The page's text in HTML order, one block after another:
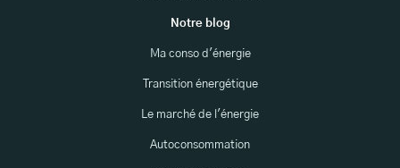
Notre blog
Ma conso d'énergie
Transition énergétique
Le marché de l'énergie
Autoconsommation